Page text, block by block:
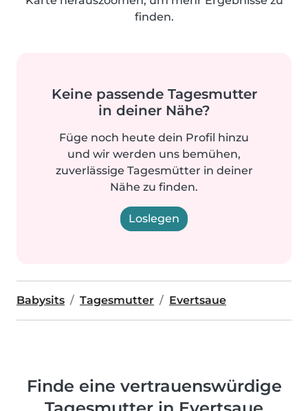
finden.
Keine passende Tagesmutter
in deiner Nähe?
Füge noch heute dein Profil hinzu
und wir werden uns bemühen,
zuverlässige Tagesmütter in deiner
Nähe zu finden.
Loslegen
Babysits Tagesmutter Evertsaue
Finde eine vertrauenswürdige